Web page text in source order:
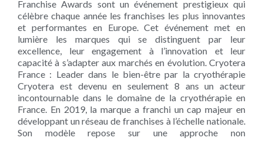
Franchise Awards sont un événement prestigieux qui
célèbre chaque année les franchises les plus innovantes
et performantes en Europe. Cet événement met en
lumière les marques qui se distinguent par leur
excellence, leur engagement à l’innovation et leur
capacité à s’adapter aux marchés en évolution. Cryotera
France : Leader dans le bien-être par la cryothérapie
Cryotera est devenu en seulement 8 ans un acteur
incontournable dans le domaine de la cryothérapie en
France. En 2019, la marque a franchi un cap majeur en
développant un réseau de franchises à l’échelle nationale.
Son modèle repose sur une approche non